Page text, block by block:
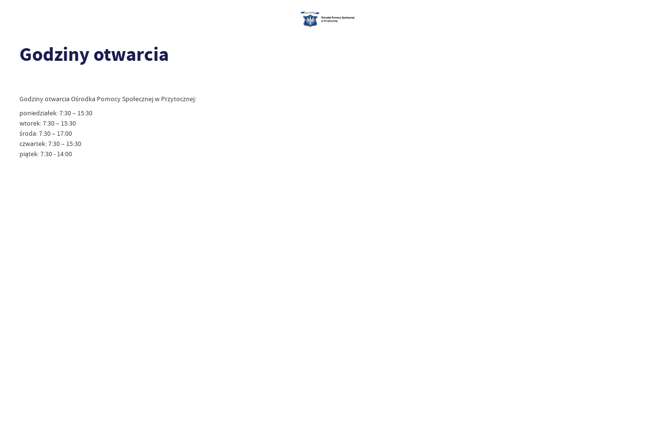
Godziny otwarcia
Godziny otwarcia Ośrodka Pomocy Społecznej w Przytocznej:
poniedziałek: 7:30 – 15:30
wtorek: 7:30 – 15:30
środa: 7:30 – 17:00
czwartek: 7:30 – 15:30
piątek: 7:30 - 14:00